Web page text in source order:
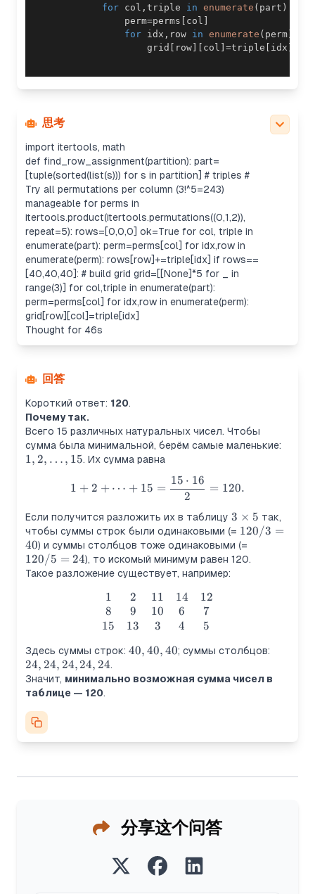
for col , triple in enumerate ( part )
                perm
=perms [ col ]
for idx , row in enumerate ( perm)
                    grid
[ row] [ col ] =triple [ idx ]
思考
import itertools, math
def find_row_assignment(partition): part=
[tuple(sorted(list(s))) for s in partition] # triples #
Try all permutations per column (3!^5=243)
manageable for perms in
itertools.product(itertools.permutations((0,1,2)),
repeat=5): rows=[0,0,0] ok=True for col, triple in
enumerate(part): perm=perms[col] for idx,row in
enumerate(perm): rows[row]+=triple[idx] if rows==
[40,40,40]: # build grid grid=[[None]*5 for _ in
range(3)] for col,triple in enumerate(part):
perm=perms[col] for idx,row in enumerate(perm):
grid[row][col]=triple[idx]
Thought for 46s
回答
Короткий ответ: 120.
Почему так.
Всего 15 различных натуральных чисел. Чтобы
сумма была минимальной, берём самые маленькие:
1, 2, … , 15. Их сумма равна
1 + 2 + ⋯ + 15 =
2
15 ⋅ 16
= 120.
Если получится разложить их в таблицу 3\times5
3 × 5 так,
чтобы суммы строк были одинаковыми (= 120/3=40
120/3 =
40) и суммы столбцов тоже одинаковыми (=
120/5 = 24), то искомый минимум равен 120.
Такое разложение существует, например:
\begin{matrix}
1
8
15
2
9
13
11
10
3
14
6
4
12
7
5
Здесь суммы строк: 40,40,40
40, 40, 40; суммы столбцов:
24, 24, 24, 24, 24.
Значит, минимально возможная сумма чисел в
таблице — 120.
分享这个问答